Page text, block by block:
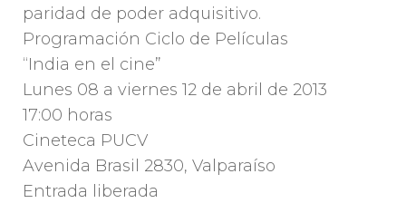
paridad de poder adquisitivo.
Programación Ciclo de Películas
“India en el cine”
Lunes 08 a viernes 12 de abril de 2013
17:00 horas
Cineteca PUCV
Avenida Brasil 2830, Valparaíso
Entrada liberada